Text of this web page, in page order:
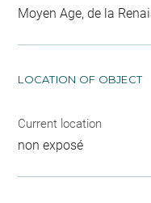
Moyen Age, de la
LOCATION OF OBJECT
Current location
non exposé